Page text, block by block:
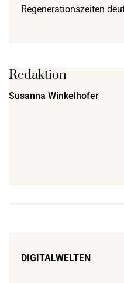
Regenerationszeiten
Redaktion
Susanna Winkelhofer
DIGITALWELTEN